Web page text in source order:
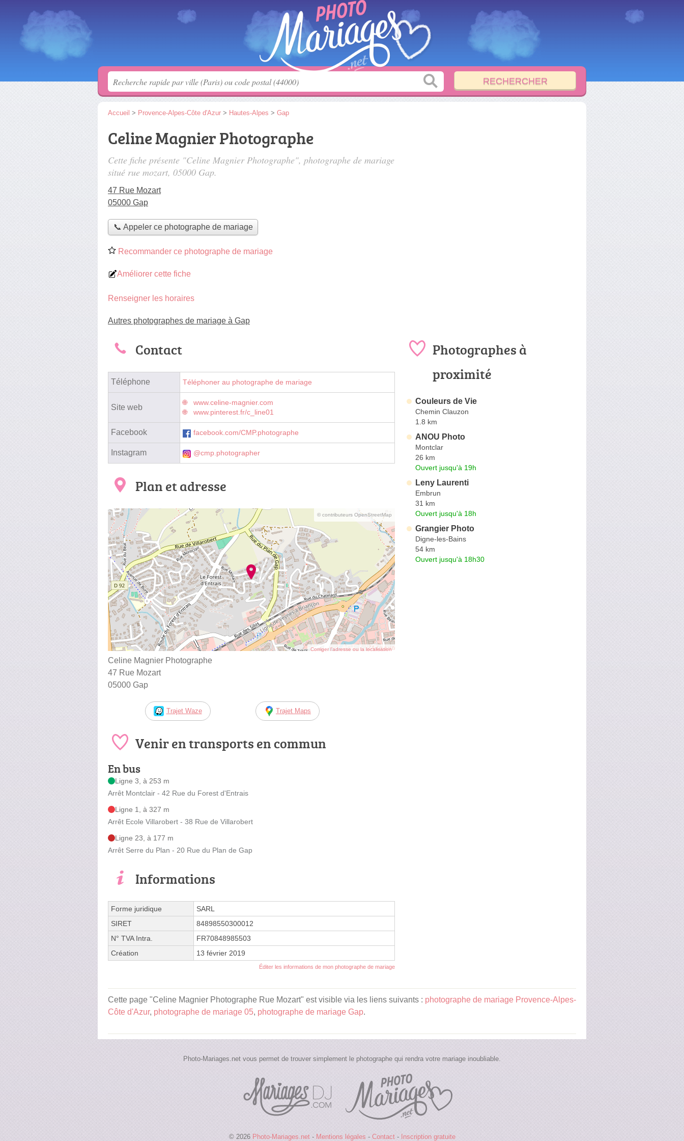
Accueil > Provence-Alpes-Côte d'Azur > Hautes-Alpes > Gap
Celine Magnier Photographe
Cette fiche présente "Celine Magnier Photographe", photographe de mariage
situé rue mozart, 05000 Gap.
47 Rue Mozart
05000 Gap
📞 Appeler ce photographe de mariage
Recommander ce photographe de mariage
Améliorer cette fiche
Renseigner les horaires
Autres photographes de mariage à Gap
Contact
Téléphone Téléphoner au photographe de mariage
Site web
www.celine-magnier.com
www.pinterest.fr/c_line01
Facebook facebook.com/CMP.photographe
Instagram @cmp.photographer
Plan et adresse
© contributeurs OpenStreetMap
Corriger l’adresse ou la localisation
Celine Magnier Photographe
47 Rue Mozart
05000 Gap
Trajet Waze Trajet Maps
Venir en transports en commun
En bus
Ligne 3, à 253 m
Arrêt Montclair - 42 Rue du Forest d'Entrais
Ligne 1, à 327 m
Arrêt Ecole Villarobert - 38 Rue de Villarobert
Ligne 23, à 177 m
Arrêt Serre du Plan - 20 Rue du Plan de Gap
Informations
Forme juridique
SARL
SIRET
84898550300012
N° TVA Intra.
FR70848985503
Création
13 février 2019
Éditer les informations de mon photographe de mariage
Photographes à
proximité
Couleurs de Vie
Chemin Clauzon
1.8 km
ANOU Photo
Montclar
26 km
Ouvert jusqu'à 19h
Leny Laurenti
Embrun
31 km
Ouvert jusqu'à 18h
Grangier Photo
Digne-les-Bains
54 km
Ouvert jusqu'à 18h30
Cette page "Celine Magnier Photographe Rue Mozart" est visible via les liens suivants : photographe de mariage Provence-Alpes-
Côte d'Azur, photographe de mariage 05, photographe de mariage Gap.
Photo-Mariages.net vous permet de trouver simplement le photographe qui rendra votre mariage inoubliable.
© 2026 Photo-Mariages.net - Mentions légales - Contact- Inscription gratuite